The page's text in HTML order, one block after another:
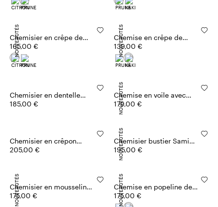
Chemisier en crêpe de
Chine
165,00 €
NOUVEAUTÉS
Chemise en crêpe de
Chine
139,00 €
NOUVEAUTÉS
Chemisier en dentelle
Sami Miró &Co.llaboration
185,00 €
Chemise en voile avec
boutons de manchette
179,00 €
NOUVEAUTÉS
Chemisier en crêpon
Sami Miró &Co.llaboration
205,00 €
Chemisier bustier Sami
Miró &Co.llaboration
195,00 €
NOUVEAUTÉS
Chemisier en mousseline
fil coupé
175,00 €
NOUVEAUTÉS
Chemise en popeline de
coton
175,00 €
NOUVEAUTÉS